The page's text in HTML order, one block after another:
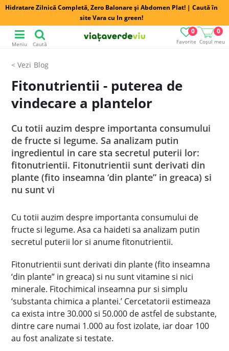
Hidratare Zilnică Completă, Zero Balonare și Abdomen Plat! | Caută în
site Vara cu In green!
Favorite
0
Coșul meu
0
Meniu Caută
Blog
Fitonutrientii - puterea de
vindecare a plantelor
Cu totii auzim despre importanta consumului
de fructe si legume. Sa analizam putin
ingredientul in care sta secretul puterii lor:
fitonutrientii. Fitonutrientii sunt derivati din
plante (fito inseamna ‘din plante” in greaca) si
nu sunt vi
Cu totii auzim despre importanta consumului de
fructe si legume. Asa ca haideti sa analizam putin
secretul puterii lor si anume fitonutrientii.
Fitonutrientii sunt derivati din plante (fito inseamna
‘din plante” in greaca) si nu sunt vitamine si nici
minerale. Fitochimical inseamna pur si simplu
‘substanta chimica a plantei.’ Cercetatorii estimeaza
ca exista intre 30.000 si 50.000 de astfel de substante,
dintre care numai 1.000 au fost izolate, iar doar 100
au fost analizate si testate.